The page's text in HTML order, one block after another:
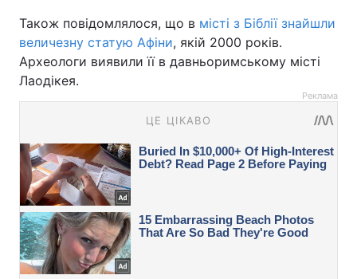
Також повідомлялося, що в місті з Біблії знайшли
величезну статую Афіни, якій 2000 років.
Археологи виявили її в давньоримському місті
Лаодікея.
Реклама